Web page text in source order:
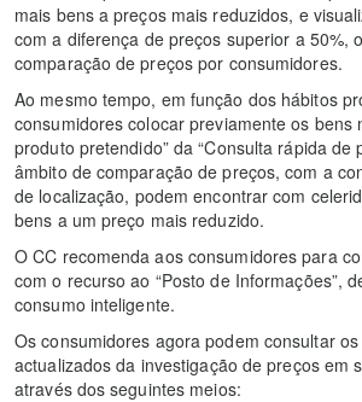
mais bens a preços mais reduzidos, e
com a diferença de preços superior a 50%,
comparação de preços por consumidores.
Ao mesmo tempo, em função dos hábitos
consumidores colocar previamente os bens
produto pretendido” da “Consulta rápida de
âmbito de comparação de preços, com a
de localização, podem encontrar com
bens a um preço mais reduzido.
O CC recomenda aos consumidores para
com o recurso ao “Posto de Informações”,
consumo inteligente.
Os consumidores agora podem consultar
actualizados da investigação de preços em
através dos seguintes meios: